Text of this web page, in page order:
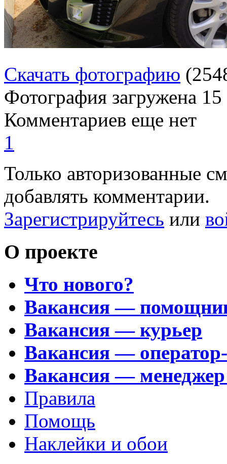
Скачать фотографию
Фотография загружена
Комментариев еще нет
1
Только авторизованные
добавлять комментарии.
Зарегистрируйтесь или
О проекте
Что нового?
Вакансия —
Вакансия — курьер
Вакансия —
Вакансия —
Правила
Помощь
Наклейки и обои